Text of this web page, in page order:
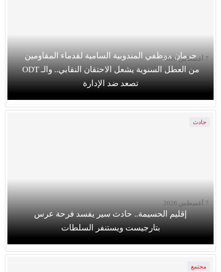
حرمان موظفي المندوبية السامية لقدماء المقاومين
من العطل السنوية يشعل الاحتقان النقابي.. والـ ODT
تصعد ضد الإدارة
7 أغسطس 2026
حادث
إقليم الحسيمة.. حادث سير يفسد فرحة عرس
بتارجيست ويستنفر السلطات
7 أغسطس 2026
مجتمع